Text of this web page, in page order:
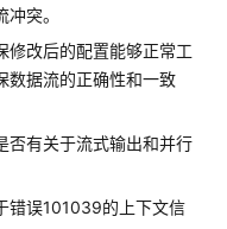
突。
修改后的配置能够正常工
数据流的正确性和一致
否有关于流式输出和并行
错误101039的上下文信